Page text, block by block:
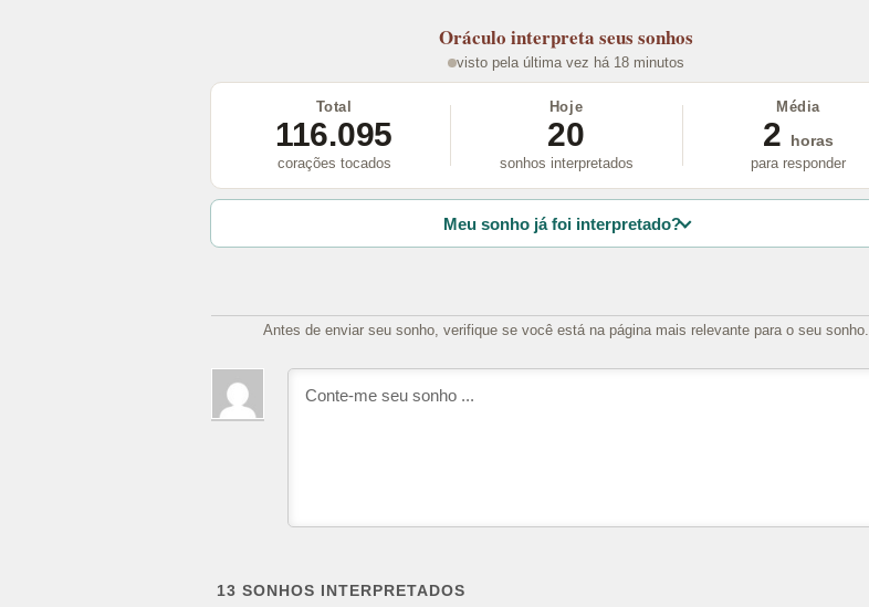
Oráculo interpreta seus sonhos
visto pela última vez há 18 minutos
Total
116.095
corações tocados
Hoje
20
sonhos interpretados
Média
2
horas
para responder
Meu sonho já foi interpretado?
Antes de enviar seu sonho, verifique se você está na página mais relevante para o seu sonho.
13 SONHOS INTERPRETADOS